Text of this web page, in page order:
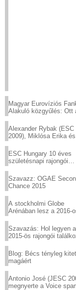
Magyar Eurovíziós
Alakuló közgyűlés: Ott
Alexander Rybak (ESC
2009), Miklósa Erika
sztárjai a Margitszigeten
ESC Hungary 10 éves
születésnapi rajongói
Szavazz: OGAE
Chance 2015
A stockholmi Globe
Arénában lesz a 2016-
Szavazás: Hol legyen a
2015-ös rajongói
Blog: Bécs tényleg
magáért
Antonio José (JESC
megnyerte a Voice